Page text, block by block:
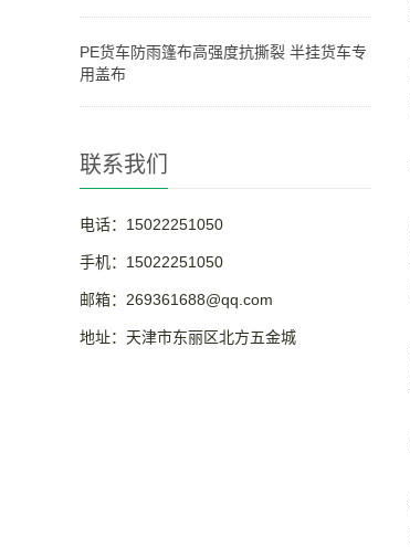
PE货车防雨篷布高强度抗撕裂 半挂货车专
用盖布
联系我们
电话：15022251050
手机：15022251050
邮箱：269361688@qq.com
地址：天津市东丽区北方五金城